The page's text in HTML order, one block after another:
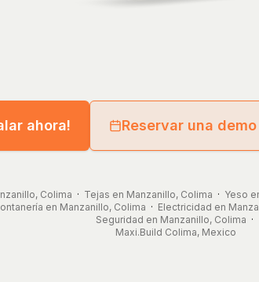
ahora! Reservar una demo
Colima · Tejas en Manzanillo, Colima · Yeso
en Manzanillo, Colima · Electricidad en
Seguridad en Manzanillo, Colima ·
Maxi.Build Colima, Mexico